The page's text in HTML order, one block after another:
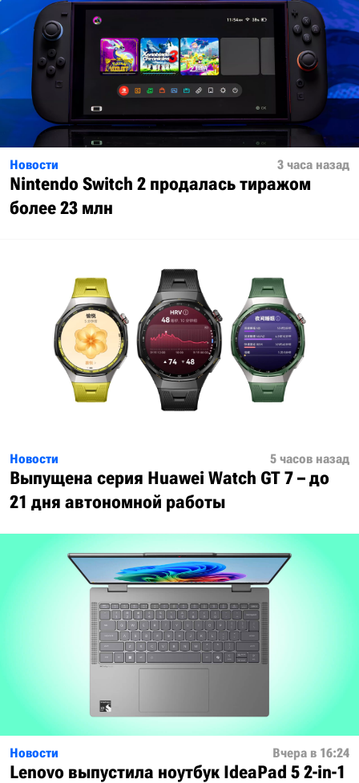
Новости 3 часа назад
Nintendo Switch 2 продалась тиражом
более 23 млн
Новости 5 часов назад
Выпущена серия Huawei Watch GT 7 – до
21 дня автономной работы
Новости Вчера в 16:24
Lenovo выпустила ноутбук IdeaPad 5 2-in-1